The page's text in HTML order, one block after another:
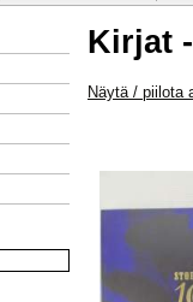
Kirjat
Näytä / piilota